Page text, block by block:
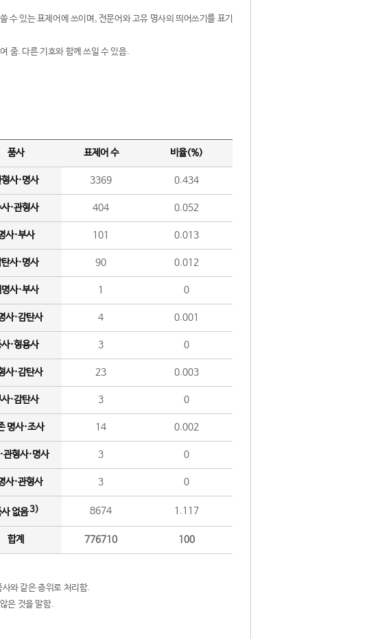
있는 표제어에 쓰이며, 전문어와 고유 명사의 띄어쓰기를 표기
줌. 다른 기호와 함께 쓰일 수 있음.
품사 표제어 수 비율(%)
사·명사 3369 0.434
·관형사 404 0.052
사·부사 101 0.013
사·명사 90 0.012
사·부사 1 0
사·감탄사 4 0.001
·형용사 3 0
사·감탄사 23 0.003
·감탄사 3 0
명사·조사 14 0.002
관형사·명사 3 0
사·관형사 3 0
없음3) 8674 1.117
합계 776710 100
사와 같은 층위로 처리함.
은 것을 말함.